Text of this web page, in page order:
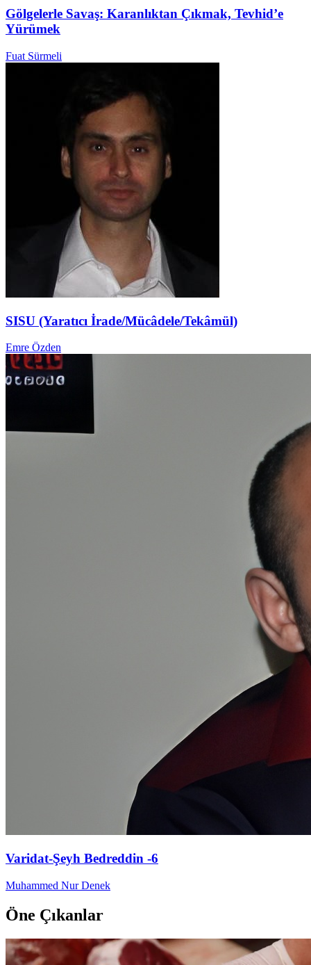
Gölgelerle Savaş: Karanlıktan Çıkmak, Tevhid’e
Yürümek
Fuat Sürmeli
SISU (Yaratıcı İrade/Mücâdele/Tekâmül)
Emre Özden
Varidat-Şeyh Bedreddin -6
Muhammed Nur Denek
Öne Çıkanlar